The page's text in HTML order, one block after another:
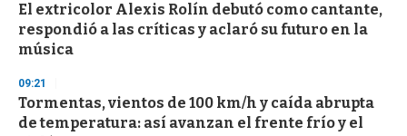
El extricolor Alexis Rolín debutó como cantante,
respondió a las críticas y aclaró su futuro en la
música
09:21
Tormentas, vientos de 100 km/h y caída abrupta
de temperatura: así avanzan el frente frío y el